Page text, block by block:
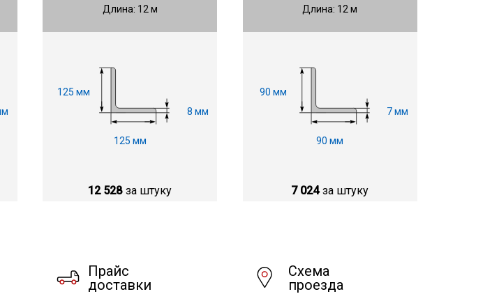
Длина: 12 м
125 мм
125 мм
8 мм
12 528 за штуку
Длина: 12 м
90 мм
90 мм
7 мм
7 024 за штуку
Прайс
доставки
Схема
проезда